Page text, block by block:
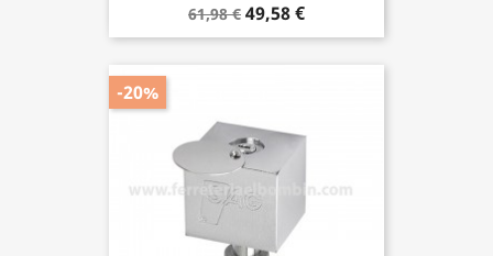
61,98 € 49,58 €
-20%